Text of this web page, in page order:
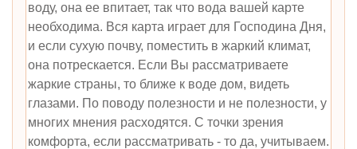
воду, она ее впитает, так что вода вашей карте
необходима. Вся карта играет для Господина Дня,
и если сухую почву, поместить в жаркий климат,
она потрескается. Если Вы рассматриваете
жаркие страны, то ближе к воде дом, видеть
глазами. По поводу полезности и не полезности, у
многих мнения расходятся. С точки зрения
комфорта, если рассматривать - то да, учитываем.